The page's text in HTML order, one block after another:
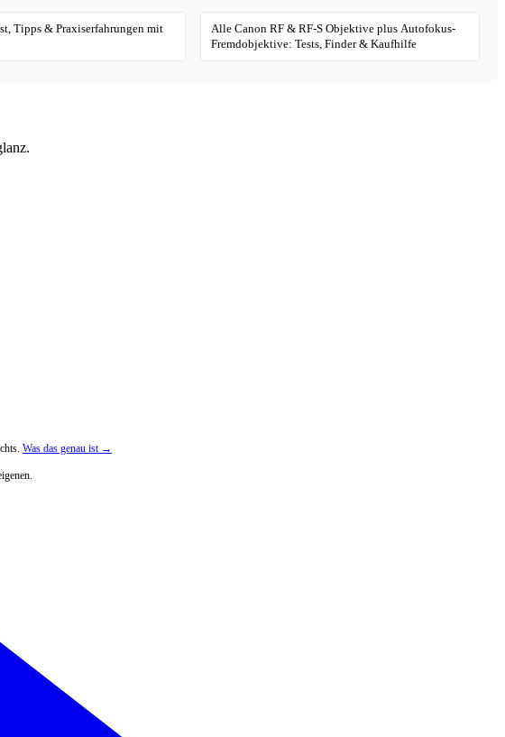
Tipps & Praxiserfahrungen mit
Alle Canon RF & RF-S Objektive plus Autofokus-
Fremdobjektive: Tests, Finder & Kaufhilfe
Was das genau ist →